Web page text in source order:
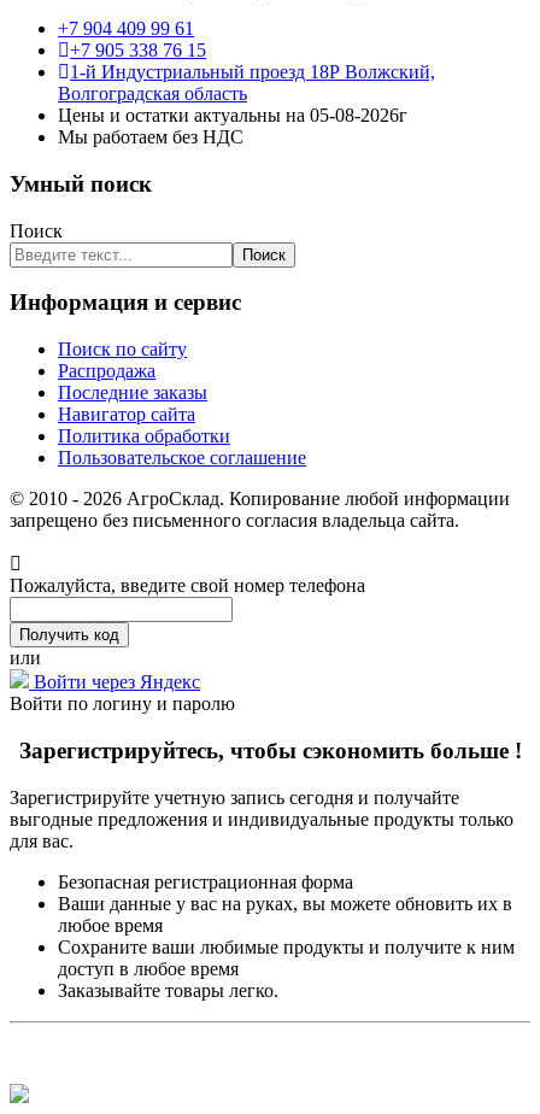
+7 904 409 99 61
+7 905 338 76 15
1-й Индустриальный проезд 18Р Волжский,
Волгоградская область
Цены и остатки актуальны на 05-08-2026г
Мы работаем без НДС
Умный поиск
Поиск
Поиск
Информация и сервис
Поиск по сайту
Распродажа
Последние заказы
Навигатор сайта
Политика обработки
Пользовательское соглашение
© 2010 - 2026 АгроСклад. Копирование любой информации
запрещено без письменного согласия владельца сайта.
Пожалуйста, введите свой номер телефона
или
Войти через Яндекс
Войти по логину и паролю
Зарегистрируйтесь, чтобы сэкономить больше !
Зарегистрируйте учетную запись сегодня и получайте
выгодные предложения и индивидуальные продукты только
для вас.
Безопасная регистрационная форма
Ваши данные у вас на руках, вы можете обновить их в
любое время
Сохраните ваши любимые продукты и получите к ним
доступ в любое время
Заказывайте товары легко.